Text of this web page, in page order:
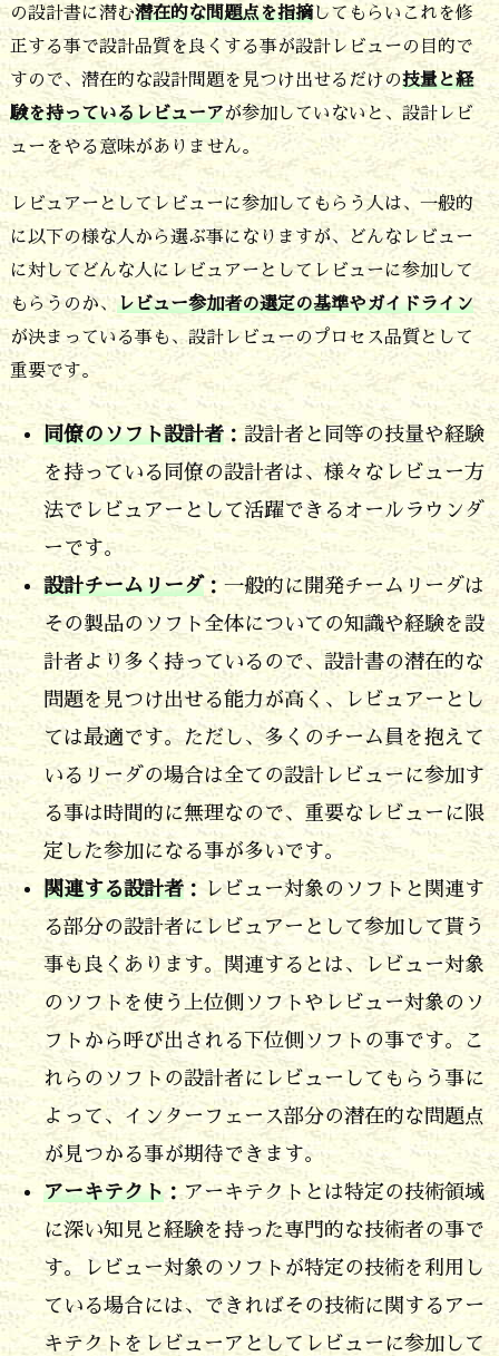
4.
レ
ビ
ュ
ー
で
の
チ
ェ
ク
の
視
点
は
チ
ェ
ッ
ク
リ
ス
ト
等
に
整
理
さ
れ
て
い
る
か
5.
レ
ビ
ュ
の設計書に潜む潜在的な問題点を指摘してもらいこれを修
正する事で設計品質を良くする事が設計レビューの目的で
すので、潜在的な設計問題を見つけ出せるだけの技量と経
験を持っているレビューアが参加していないと、設計レビ
ューをやる意味がありません。
レビュアーとしてレビューに参加してもらう人は、一般的
に以下の様な人から選ぶ事になりますが、どんなレビュー
に対してどんな人にレビュアーとしてレビューに参加して
もらうのか、レビュー参加者の選定の基準やガイドライン
が決まっている事も、設計レビューのプロセス品質として
重要です。
同僚のソフト設計者：設計者と同等の技量や経験
を持っている同僚の設計者は、様々なレビュー方
法でレビュアーとして活躍できるオールラウンダ
ーです。
設計チームリーダ ：一般的に開発チームリーダは
その製品のソフト全体についての知識や経験を設
計者より多く持っているので、設計書の潜在的な
問題を見つけ出せる能力が高く、レビュアーとし
ては最適です。ただし、多くのチーム員を抱えて
いるリーダの場合は全ての設計レビューに参加す
る事は時間的に無理なので、重要なレビューに限
定した参加になる事が多いです。
関連する設計者 ：レビュー対象のソフトと関連す
る部分の設計者にレビュアーとして参加して貰う
事も良くあります。関連するとは、レビュー対象
のソフトを使う上位側ソフトやレビュー対象のソ
フトから呼び出される下位側ソフトの事です。こ
れらのソフトの設計者にレビューしてもらう事に
よって、インターフェース部分の潜在的な問題点
が見つかる事が期待できます。
アーキテクト ：アーキテクトとは特定の技術領域
に深い知見と経験を持った専門的な技術者の事で
す。レビュー対象のソフトが特定の技術を利用し
ている場合には、できればその技術に関するアー
キテクトをレビューアとしてレビューに参加して